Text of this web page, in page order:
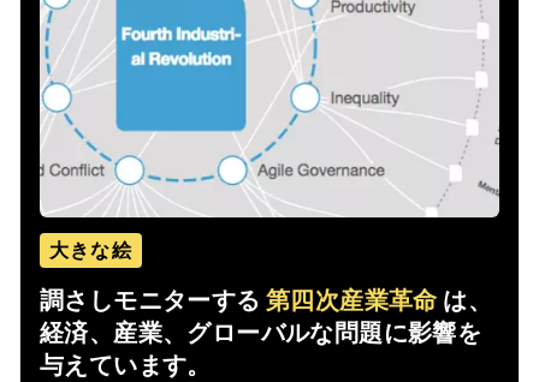
大きな絵
調さしモニターする 第四次産業革命 は、
経済、産業、グローバルな問題に影響を
与えています。